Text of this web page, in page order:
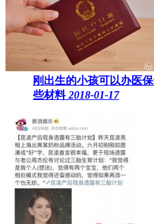
刚出生的小孩可以办医
些材料 2018-01-17